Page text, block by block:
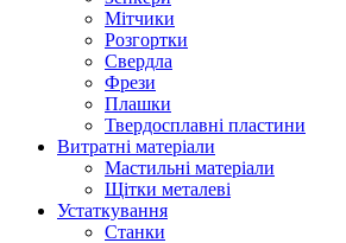
Мітчики
Розгортки
Свердла
Фрези
Плашки
Твердосплавні пластини
Витратні матеріали
Мастильні матеріали
Щітки металеві
Устаткування
Станки